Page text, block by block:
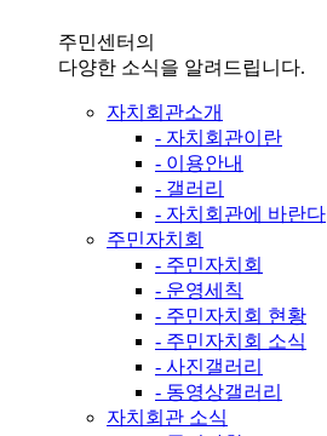
주민센터의
다양한 소식을 알려드립니다.
자치회관소개
- 자치회관이란
- 이용안내
- 갤러리
- 자치회관에 바란다
주민자치회
- 주민자치회
- 운영세칙
- 주민자치회 현황
- 주민자치회 소식
- 사진갤러리
- 동영상갤러리
자치회관 소식